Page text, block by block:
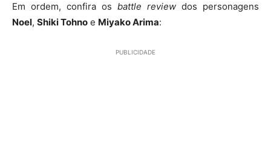
Em ordem, confira os battle review dos personagens
Noel, Shiki Tohno e Miyako Arima:
PUBLICIDADE